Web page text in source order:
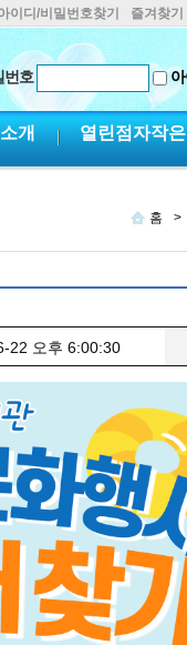
이디/비밀번호찾기 즐겨찾기
번호 아
개 열린점자작
홈 >
22 오후 6:00:30